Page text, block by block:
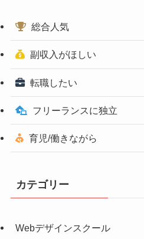
総合人気
副収入がほしい
転職したい
フリーランスに独立
育児/働きながら
カテゴリー
Webデザインスクール